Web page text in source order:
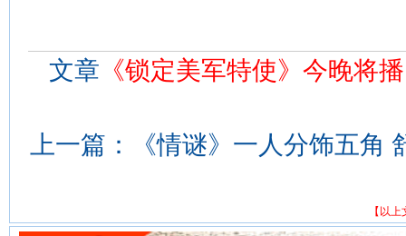
文章 《锁定美军特使》今晚将
上一篇： 《情谜》一人分饰五角
【以